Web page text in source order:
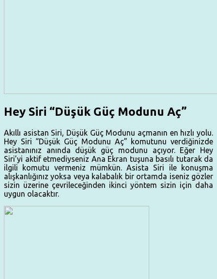
Hey Siri “Düşük Güç Modunu Aç”
Akıllı asistan Siri, Düşük Güç Modunu açmanın en hızlı yolu.
Hey Siri “Düşük Güç Modunu Aç” komutunu verdiğinizde
asistanınız anında düşük güç modunu açıyor. Eğer Hey
Siri’yi aktif etmediyseniz Ana Ekran tuşuna basılı tutarak da
ilgili komutu vermeniz mümkün. Asista Siri ile konuşma
alışkanlığınız yoksa veya kalabalık bir ortamda iseniz gözler
sizin üzerine çevrileceğinden ikinci yöntem sizin için daha
uygun olacaktır.